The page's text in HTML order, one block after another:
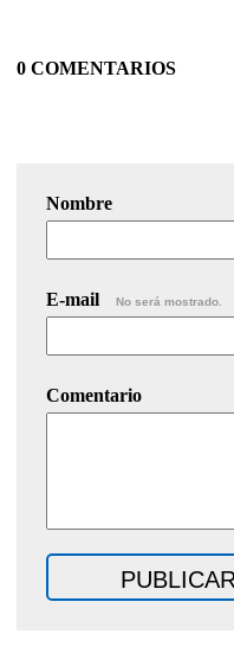
0 COMENTARIOS
Nombre
E-mail No será mostrado.
Comentario